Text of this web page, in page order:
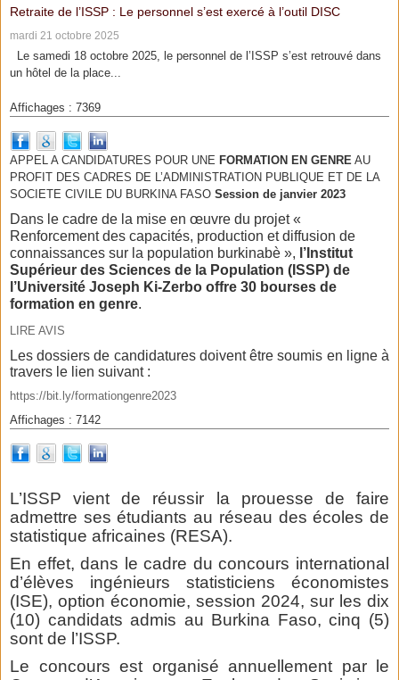
Retraite de l’ISSP : Le personnel s’est exercé à l’outil DISC
mardi 21 octobre 2025
Le samedi 18 octobre 2025, le personnel de l’ISSP s’est retrouvé dans
un hôtel de la place...
Affichages : 7369
APPEL A CANDIDATURES POUR UNE FORMATION EN GENRE AU
PROFIT DES CADRES DE L’ADMINISTRATION PUBLIQUE ET DE LA
SOCIETE CIVILE DU BURKINA FASO Session de janvier 2023
Dans le cadre de la mise en œuvre du projet «
Renforcement des capacités, production et diffusion de
connaissances sur la population burkinabè », l’Institut
Supérieur des Sciences de la Population (ISSP) de
l’Université Joseph Ki-Zerbo offre 30 bourses de
formation en genre.
LIRE AVIS
Les dossiers de candidatures doivent être soumis en ligne à
travers le lien suivant :
https://bit.ly/formationgenre2023
Affichages : 7142
L’ISSP vient de réussir la prouesse de faire
admettre ses étudiants au réseau des écoles de
statistique africaines (RESA).
En effet, dans le cadre du concours international
d’élèves ingénieurs statisticiens économistes
(ISE), option économie, session 2024, sur les dix
(10) candidats admis au Burkina Faso, cinq (5)
sont de l’ISSP.
Le concours est organisé annuellement par le